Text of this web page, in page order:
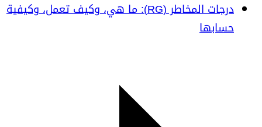
درجات المخاطر (RG): ما هي، وكيف تعمل، وكيفية
حسابها